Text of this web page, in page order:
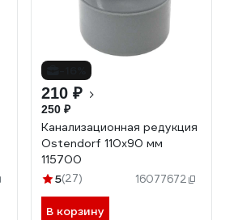
210 ₽
250 ₽
Канализационная редукция
Ostendorf 110х90 мм
115700
5(27) 16077672
В корзину